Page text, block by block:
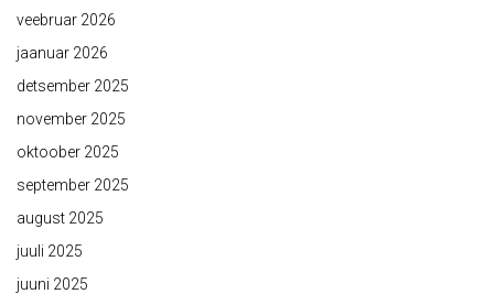
veebruar 2026
jaanuar 2026
detsember 2025
november 2025
oktoober 2025
september 2025
august 2025
juuli 2025
juuni 2025